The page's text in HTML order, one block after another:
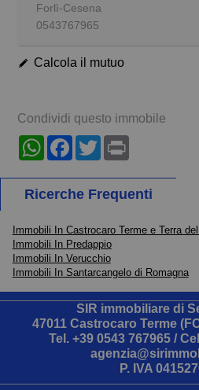
Forlì-Cesena
0543767965
Calcola il mutuo
Condividi questo immobile
WhatsAppFacebook
Twitter
Ricerche Frequenti
Immobili In Castrocaro Terme e Terra
Immobili In Predappio
Immobili In Verucchio
Immobili In Santarcangelo di Romagna
SIR immobiliare di
47011 Castrocaro Terme
Tel. +39 0543 767965/
P. IVA